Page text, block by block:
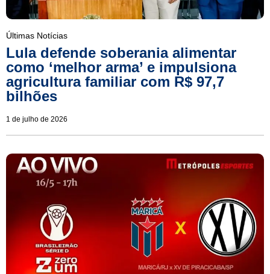
Últimas Notícias
Lula defende soberania alimentar
como ‘melhor arma’ e impulsiona
agricultura familiar com R$ 97,7
bilhões
1 de julho de 2026